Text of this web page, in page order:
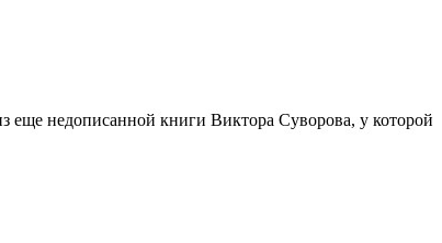
еще недописанной книги Виктора Суворова, у которой